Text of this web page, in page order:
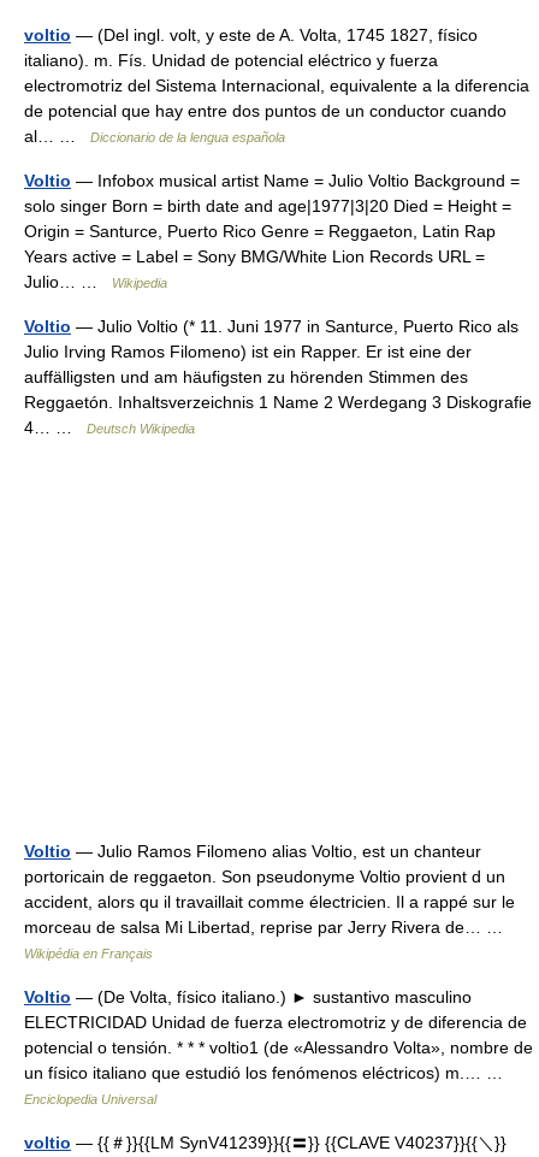
voltio — (Del ingl. volt, y este de A. Volta, 1745 1827, físico
italiano). m. Fís. Unidad de potencial eléctrico y fuerza
electromotriz del Sistema Internacional, equivalente a la diferencia
de potencial que hay entre dos puntos de un conductor cuando
al… …
Diccionario de la lengua española
Voltio — Infobox musical artist Name = Julio Voltio Background =
solo singer Born = birth date and age|1977|3|20 Died = Height =
Origin = Santurce, Puerto Rico Genre = Reggaeton, Latin Rap
Years active = Label = Sony BMG/White Lion Records URL =
Julio… …
Wikipedia
Voltio — Julio Voltio (* 11. Juni 1977 in Santurce, Puerto Rico als
Julio Irving Ramos Filomeno) ist ein Rapper. Er ist eine der
auffälligsten und am häufigsten zu hörenden Stimmen des
Reggaetón. Inhaltsverzeichnis 1 Name 2 Werdegang 3 Diskografie
4… …
Deutsch Wikipedia
Voltio — Julio Ramos Filomeno alias Voltio, est un chanteur
portoricain de reggaeton. Son pseudonyme Voltio provient d un
accident, alors qu il travaillait comme électricien. Il a rappé sur le
morceau de salsa Mi Libertad, reprise par Jerry Rivera de… …
Wikipédia en Français
Voltio — (De Volta, físico italiano.) ► sustantivo masculino
ELECTRICIDAD Unidad de fuerza electromotriz y de diferencia de
potencial o tensión. * * * voltio1 (de «Alessandro Volta», nombre de
un físico italiano que estudió los fenómenos eléctricos) m.… …
Enciclopedia Universal
voltio — {{＃}}{{LM SynV41239}}{{〓}} {{CLAVE V40237}}{{＼}}